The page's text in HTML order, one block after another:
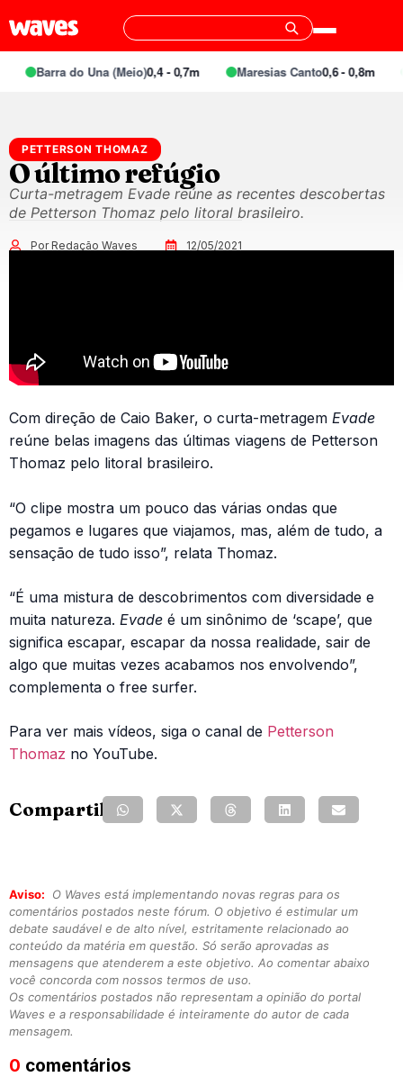
Barra do Una (Meio)0,4 - 0,7m Maresias Canto0,6 - 0,8m
PETTERSON THOMAZ
O último refúgio
Curta-metragem Evade reúne as recentes descobertas
de Petterson Thomaz pelo litoral brasileiro.
Por Redação Waves 12/05/2021
Com direção de Caio Baker, o curta-metragem Evade
reúne belas imagens das últimas viagens de Petterson
Thomaz pelo litoral brasileiro.
“O clipe mostra um pouco das várias ondas que
pegamos e lugares que viajamos, mas, além de tudo, a
sensação de tudo isso”, relata Thomaz.
“É uma mistura de descobrimentos com diversidade e
muita natureza. Evade é um sinônimo de ‘scape’, que
significa escapar, escapar da nossa realidade, sair de
algo que muitas vezes acabamos nos envolvendo”,
complementa o free surfer.
Para ver mais vídeos, siga o canal de Petterson
Thomaz no YouTube.
Compartilhe:
Aviso:
O Waves está implementando novas regras para os
comentários postados neste fórum. O objetivo é estimular um
debate saudável e de alto nível, estritamente relacionado ao
conteúdo da matéria em questão. Só serão aprovadas as
mensagens que atenderem a este objetivo. Ao comentar abaixo
você concorda com nossos termos de uso.
Os comentários postados não representam a opinião do portal
Waves e a responsabilidade é inteiramente do autor de cada
mensagem.
0 comentários